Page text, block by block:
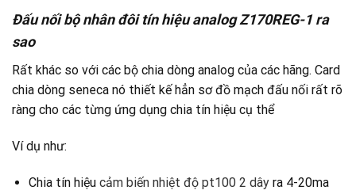
Đấu nối bộ nhân đôi tín hiệu analog Z170REG-1 ra
sao
Rất khác so với các bộ chia dòng analog của các hãng. Card
chia dòng seneca nó thiết kế hẳn sơ đồ mạch đấu nối rất rõ
ràng cho các từng ứng dụng chia tín hiệu cụ thể
Ví dụ như:
Chia tín hiệu cảm biến nhiệt độ pt100 2 dâyra 4-20ma